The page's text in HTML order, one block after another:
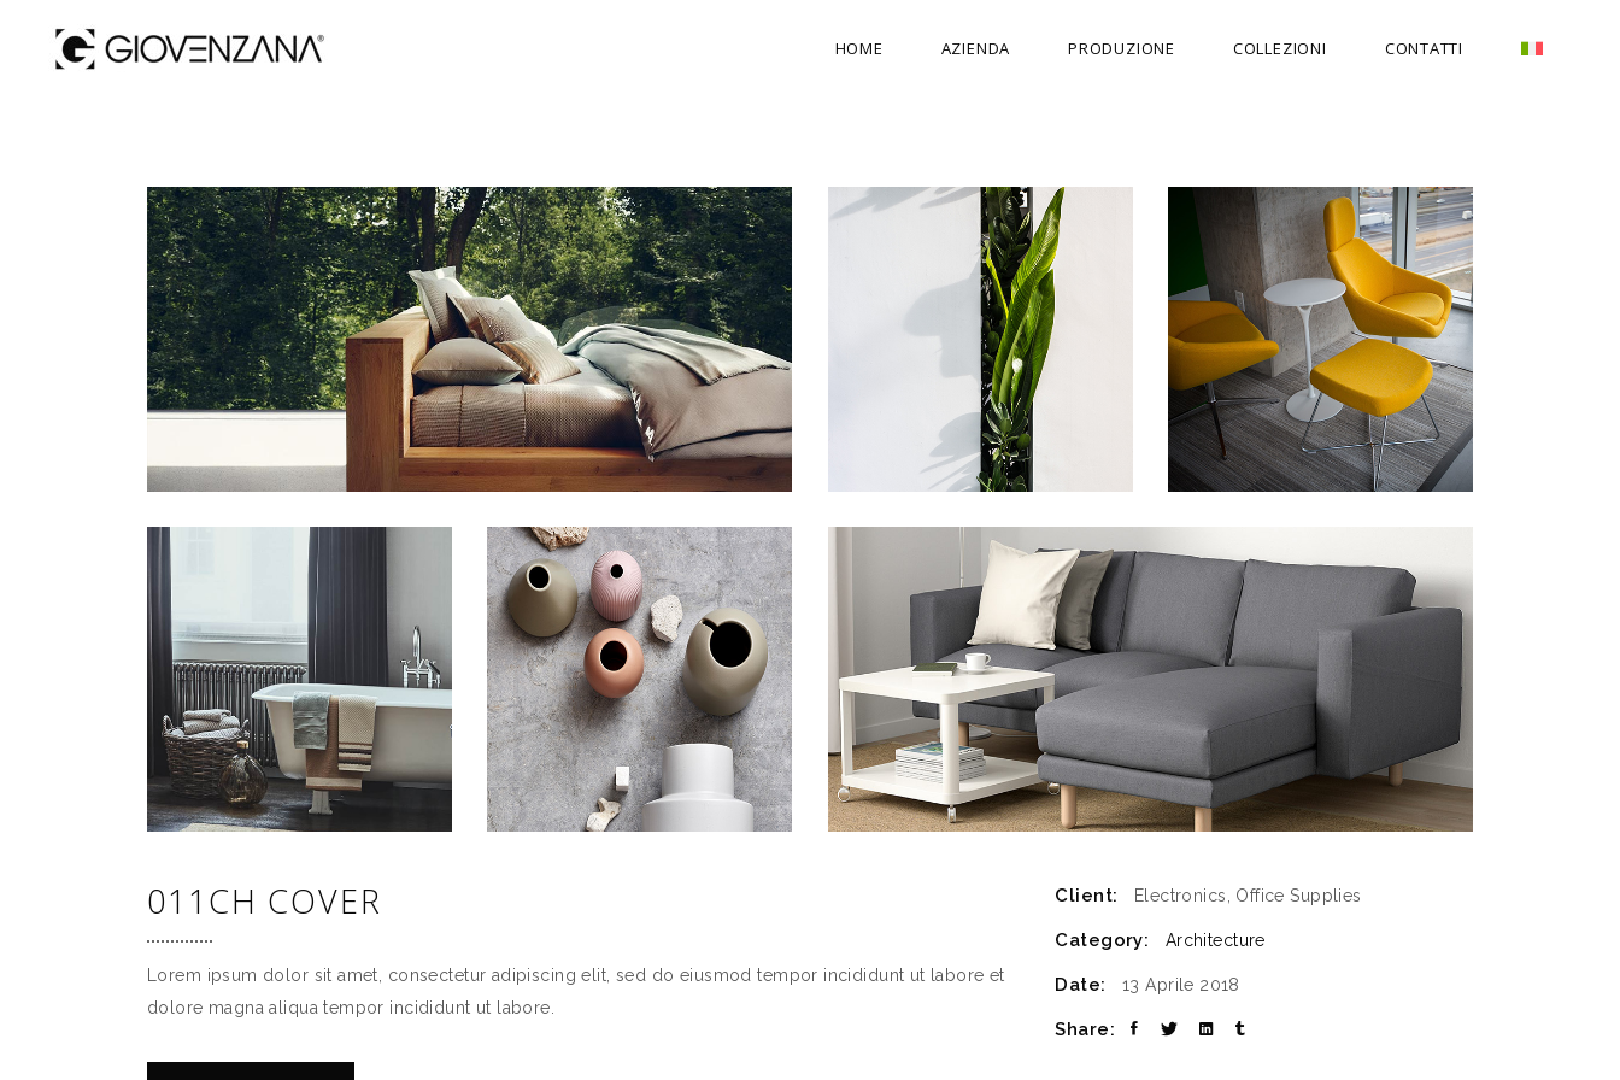
HOME AZIENDA PRODUZIONE COLLEZIONI CONTATTI
011CH COVER
Lorem ipsum dolor sit amet, consectetur adipiscing elit, sed do eiusmod tempor incididunt ut labore et
dolore magna aliqua tempor incididunt ut labore.
Client: Electronics, Office Supplies
Category: Architecture
Date: 13 Aprile 2018
Share: